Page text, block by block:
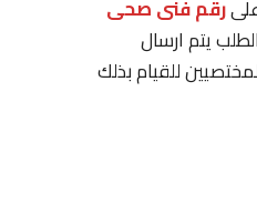
رقم فنى صحى
يتم ارسال
للقيام بذلك